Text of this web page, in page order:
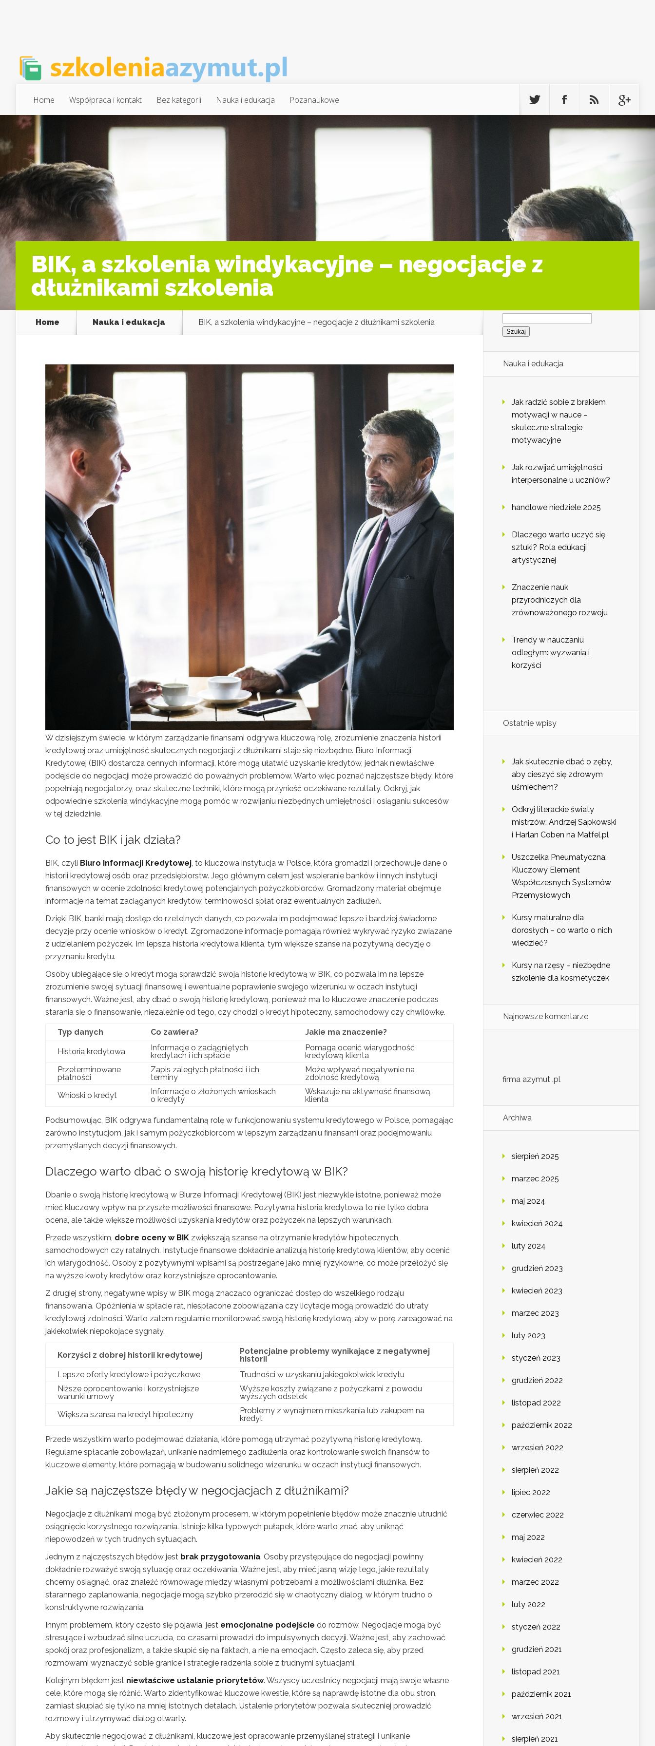
Home Współpraca i kontakt Bez kategorii Nauka i edukacja Pozanaukowe
BIK, a szkolenia windykacyjne – negocjacje z
dłużnikami szkolenia
Home Nauka i edukacja BIK, a szkolenia windykacyjne – negocjacje z dłużnikami szkolenia
W dzisiejszym świecie, w którym zarządzanie finansami odgrywa kluczową rolę, zrozumienie znaczenia historii
kredytowej oraz umiejętność skutecznych negocjacji z dłużnikami staje się niezbędne. Biuro Informacji
Kredytowej (BIK) dostarcza cennych informacji, które mogą ułatwić uzyskanie kredytów, jednak niewłaściwe
podejście do negocjacji może prowadzić do poważnych problemów. Warto więc poznać najczęstsze błędy, które
popełniają negocjatorzy, oraz skuteczne techniki, które mogą przynieść oczekiwane rezultaty. Odkryj, jak
odpowiednie szkolenia windykacyjne mogą pomóc w rozwijaniu niezbędnych umiejętności i osiąganiu sukcesów
w tej dziedzinie.
Co to jest BIK i jak działa?
BIK, czyli Biuro Informacji Kredytowej, to kluczowa instytucja w Polsce, która gromadzi i przechowuje dane o
historii kredytowej osób oraz przedsiębiorstw. Jego głównym celem jest wspieranie banków i innych instytucji
finansowych w ocenie zdolności kredytowej potencjalnych pożyczkobiorców. Gromadzony materiał obejmuje
informacje na temat zaciąganych kredytów, terminowości spłat oraz ewentualnych zadłużeń.
Dzięki BIK, banki mają dostęp do rzetelnych danych, co pozwala im podejmować lepsze i bardziej świadome
decyzje przy ocenie wniosków o kredyt. Zgromadzone informacje pomagają również wykrywać ryzyko związane
z udzielaniem pożyczek. Im lepsza historia kredytowa klienta, tym większe szanse na pozytywną decyzję o
przyznaniu kredytu.
Osoby ubiegające się o kredyt mogą sprawdzić swoją historię kredytową w BIK, co pozwala im na lepsze
zrozumienie swojej sytuacji finansowej i ewentualne poprawienie swojego wizerunku w oczach instytucji
finansowych. Ważne jest, aby dbać o swoją historię kredytową, ponieważ ma to kluczowe znaczenie podczas
starania się o finansowanie, niezależnie od tego, czy chodzi o kredyt hipoteczny, samochodowy czy chwilówkę.
Typ danych Co zawiera? Jakie ma znaczenie?
Historia kredytowa
Informacje o zaciągniętych
kredytach i ich spłacie
Pomaga ocenić wiarygodność
kredytową klienta
Przeterminowane
płatności
Zapis zaległych płatności i ich
terminy
Może wpływać negatywnie na
zdolność kredytową
Wnioski o kredyt
Informacje o złożonych wnioskach
o kredyty
Wskazuje na aktywność finansową
klienta
Podsumowując, BIK odgrywa fundamentalną rolę w funkcjonowaniu systemu kredytowego w Polsce, pomagając
zarówno instytucjom, jak i samym pożyczkobiorcom w lepszym zarządzaniu finansami oraz podejmowaniu
przemyślanych decyzji finansowych.
Dlaczego warto dbać o swoją historię kredytową w BIK?
Dbanie o swoją historię kredytową w Biurze Informacji Kredytowej (BIK) jest niezwykle istotne, ponieważ może
mieć kluczowy wpływ na przyszłe możliwości finansowe. Pozytywna historia kredytowa to nie tylko dobra
ocena, ale także większe możliwości uzyskania kredytów oraz pożyczek na lepszych warunkach.
Przede wszystkim, dobre oceny w BIK zwiększają szanse na otrzymanie kredytów hipotecznych,
samochodowych czy ratalnych. Instytucje finansowe dokładnie analizują historię kredytową klientów, aby ocenić
ich wiarygodność. Osoby z pozytywnymi wpisami są postrzegane jako mniej ryzykowne, co może przełożyć się
na wyższe kwoty kredytów oraz korzystniejsze oprocentowanie.
Z drugiej strony, negatywne wpisy w BIK mogą znacząco ograniczać dostęp do wszelkiego rodzaju
finansowania. Opóźnienia w spłacie rat, niespłacone zobowiązania czy licytacje mogą prowadzić do utraty
kredytowej zdolności. Warto zatem regularnie monitorować swoją historię kredytową, aby w porę zareagować na
jakiekolwiek niepokojące sygnały.
Korzyści z dobrej historii kredytowej
Potencjalne problemy wynikające z negatywnej
historii
Lepsze oferty kredytowe i pożyczkowe
Trudności w uzyskaniu jakiegokolwiek kredytu
Niższe oprocentowanie i korzystniejsze
warunki umowy
Wyższe koszty związane z pożyczkami z powodu
wyższych odsetek
Większa szansa na kredyt hipoteczny
Problemy z wynajmem mieszkania lub zakupem na
kredyt
Przede wszystkim warto podejmować działania, które pomogą utrzymać pozytywną historię kredytową.
Regularne spłacanie zobowiązań, unikanie nadmiernego zadłużenia oraz kontrolowanie swoich finansów to
kluczowe elementy, które pomagają w budowaniu solidnego wizerunku w oczach instytucji finansowych.
Jakie są najczęstsze błędy w negocjacjach z dłużnikami?
Negocjacje z dłużnikami mogą być złożonym procesem, w którym popełnienie błędów może znacznie utrudnić
osiągnięcie korzystnego rozwiązania. Istnieje kilka typowych pułapek, które warto znać, aby uniknąć
niepowodzeń w tych trudnych sytuacjach.
Jednym z najczęstszych błędów jest brak przygotowania. Osoby przystępujące do negocjacji powinny
dokładnie rozważyć swoją sytuację oraz oczekiwania. Ważne jest, aby mieć jasną wizję tego, jakie rezultaty
chcemy osiągnąć, oraz znaleźć równowagę między własnymi potrzebami a możliwościami dłużnika. Bez
starannego zaplanowania, negocjacje mogą szybko przerodzić się w chaotyczny dialog, w którym trudno o
konstruktywne rozwiązania.
Innym problemem, który często się pojawia, jest emocjonalne podejście do rozmów. Negocjacje mogą być
stresujące i wzbudzać silne uczucia, co czasami prowadzi do impulsywnych decyzji. Ważne jest, aby zachować
spokój oraz profesjonalizm, a także skupić się na faktach, a nie na emocjach. Często zaleca się, aby przed
rozmowami wyznaczyć sobie granice i strategie radzenia sobie z trudnymi sytuacjami.
Kolejnym błędem jest niewłaściwe ustalanie priorytetów. Wszyscy uczestnicy negocjacji mają swoje własne
cele, które mogą się różnić. Warto zidentyfikować kluczowe kwestie, które są naprawdę istotne dla obu stron,
zamiast skupiać się tylko na mniej istotnych detalach. Ustalenie priorytetów pozwala skuteczniej prowadzić
rozmowy i utrzymywać dialog otwarty.
Aby skutecznie negocjować z dłużnikami, kluczowe jest opracowanie przemyślanej strategii i unikanie
Szukaj:
Nauka i edukacja
Jak radzić sobie z brakiem
motywacji w nauce –
skuteczne strategie
motywacyjne
Jak rozwijać umiejętności
interpersonalne u uczniów?
handlowe niedziele 2025
Dlaczego warto uczyć się
sztuki? Rola edukacji
artystycznej
Znaczenie nauk
przyrodniczych dla
zrównoważonego rozwoju
Trendy w nauczaniu
odległym: wyzwania i
korzyści
Ostatnie wpisy
Jak skutecznie dbać o zęby,
aby cieszyć się zdrowym
uśmiechem?
Odkryj literackie światy
mistrzów: Andrzej Sapkowski
i Harlan Coben na Matfel.pl
Uszczelka Pneumatyczna:
Kluczowy Element
Współczesnych Systemów
Przemysłowych
Kursy maturalne dla
dorosłych – co warto o nich
wiedzieć?
Kursy na rzęsy – niezbędne
szkolenie dla kosmetyczek
Najnowsze komentarze
firma azymut .pl
Archiwa
sierpień 2025
marzec 2025
maj 2024
kwiecień 2024
luty 2024
grudzień 2023
kwiecień 2023
marzec 2023
luty 2023
styczeń 2023
grudzień 2022
listopad 2022
październik 2022
wrzesień 2022
sierpień 2022
lipiec 2022
czerwiec 2022
maj 2022
kwiecień 2022
marzec 2022
luty 2022
styczeń 2022
grudzień 2021
listopad 2021
październik 2021
wrzesień 2021
sierpień 2021